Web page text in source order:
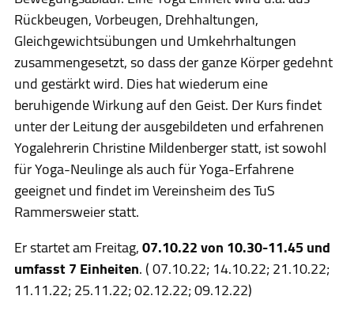
Presse
Rückbeugen, Vorbeugen, Drehhaltungen,
Gleichgewichtsübungen und Umkehrhaltungen
zusammengesetzt, so dass der ganze Körper gedehnt
und gestärkt wird. Dies hat wiederum eine
beruhigende Wirkung auf den Geist. Der Kurs findet
unter der Leitung der ausgebildeten und erfahrenen
Yogalehrerin Christine Mildenberger statt, ist sowohl
für Yoga-Neulinge als auch für Yoga-Erfahrene
geeignet und findet im Vereinsheim des TuS
Rammersweier statt.
Er startet am Freitag,07.10.22 von 10.30-11.45 und
umfasst 7 Einheiten. ( 07.10.22; 14.10.22; 21.10.22;
11.11.22; 25.11.22; 02.12.22; 09.12.22)